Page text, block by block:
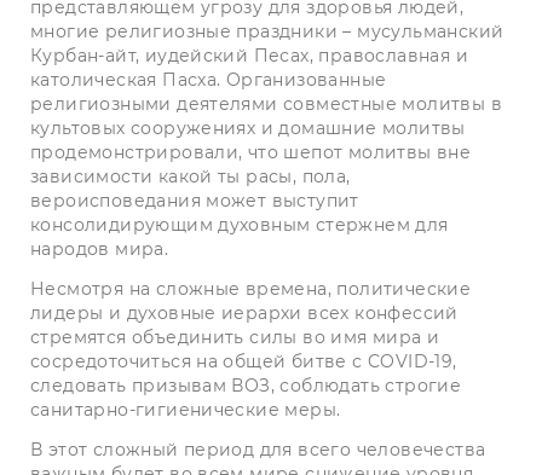
представляющем угрозу для здоровья людей,
многие религиозные праздники – мусульманский
Курбан-айт, иудейский Песах, православная и
католическая Пасха. Организованные
религиозными деятелями совместные молитвы в
культовых сооружениях и домашние молитвы
продемонстрировали, что шепот молитвы вне
зависимости какой ты расы, пола,
вероисповедания может выступит
консолидирующим духовным стержнем для
народов мира.
Несмотря на сложные времена, политические
лидеры и духовные иерархи всех конфессий
стремятся объединить силы во имя мира и
сосредоточиться на общей битве с COVID-19,
следовать призывам ВОЗ, соблюдать строгие
санитарно-гигиенические меры.
В этот сложный период для всего человечества